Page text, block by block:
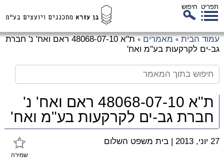
תפריט חיפוש
עמוד הבית » מאמרים »
ת"א 48068-07-10 ראם ואח' נ' חברת
גב-ים לקרקעות בע"מ ואח'
ת"א 48068-07-10 ראם ואח' נ'
חברת גב-ים לקרקעות בע"מ ואח'
שמירה
27 יוני, 2013 | בית משפט השלום